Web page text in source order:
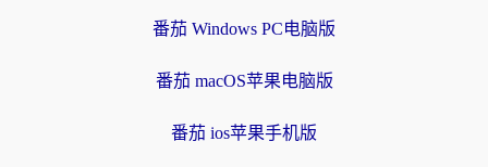
番茄 Windows PC电脑版
番茄 macOS苹果电脑版
番茄 ios苹果手机版